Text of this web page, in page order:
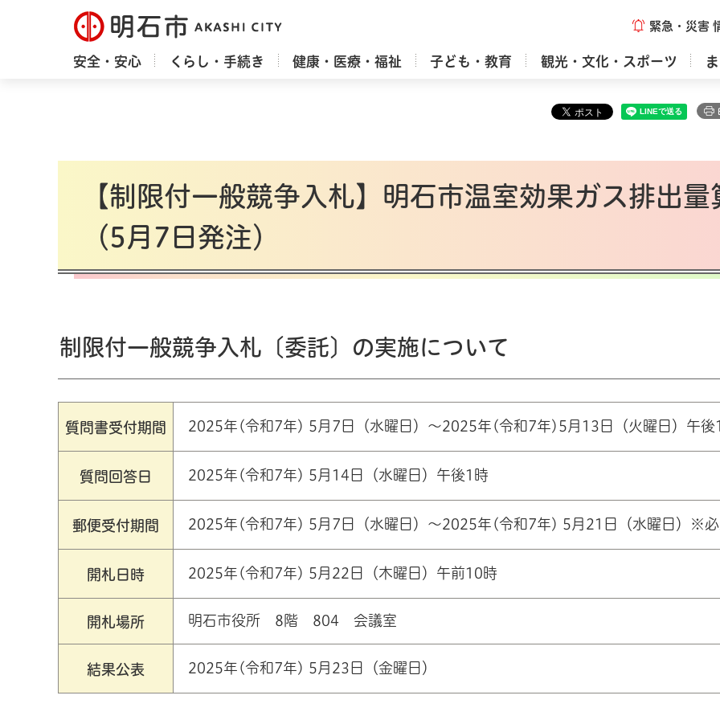
明石市 緊急・災害
安全・安心 くらし・手続き 健康・医療・福祉 子ども・教育 観光・文化・スポーツ
【制限付一般競争入札】明石市温室効果ガス排出
（5月7日発注）
制限付一般競争入札〔委託〕の実施について
質問書受付期間 2025年(令和7年) 5月7日（水曜日）～2025年(令和7年)5月13日（火曜日）午後
質問回答日 2025年(令和7年) 5月14日（水曜日）午後1時
郵便受付期間 2025年(令和7年) 5月7日（水曜日）～2025年(令和7年) 5月21日（水曜日）※
開札日時 2025年(令和7年) 5月22日（木曜日）午前10時
開札場所 明石市役所 8階 804 会議室
結果公表 2025年(令和7年) 5月23日（金曜日）